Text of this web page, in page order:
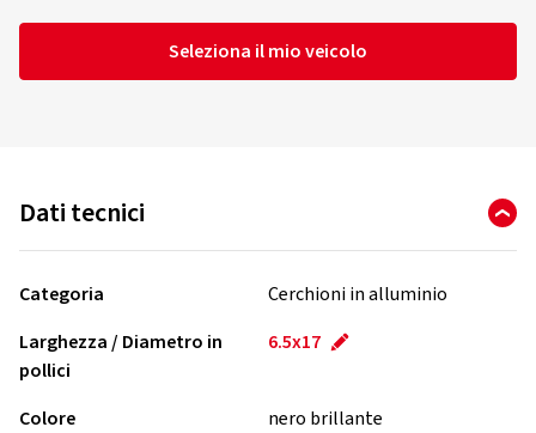
Seleziona il mio veicolo
Dati tecnici
Categoria
Cerchioni in alluminio
Larghezza / Diametro in
pollici
6.5x17
Colore
nero brillante